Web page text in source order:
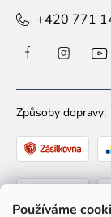
Používáme
+420 771
Způsoby dopravy: